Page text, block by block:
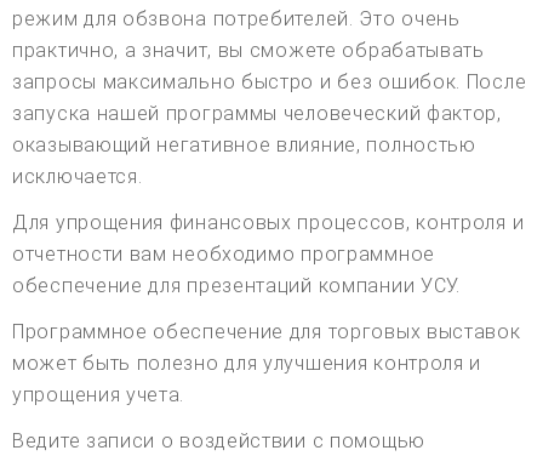
режим для обзвона потребителей. Это очень
практично, а значит, вы сможете обрабатывать
запросы максимально быстро и без ошибок. После
запуска нашей программы человеческий фактор,
оказывающий негативное влияние, полностью
исключается.
Для упрощения финансовых процессов, контроля и
отчетности вам необходимо программное
обеспечение для презентаций компании УСУ.
Программное обеспечение для торговых выставок
может быть полезно для улучшения контроля и
упрощения учета.
Ведите записи о воздействии с помощью